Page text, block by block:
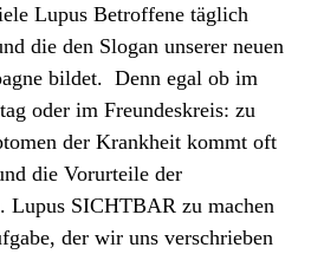
Lupus Betroffene täglich
die den Slogan unserer neuen
bildet. Denn egal ob im
oder im Freundeskreis: zu
der Krankheit kommt oft
die Vorurteile der
Lupus SICHTBAR zu machen
der wir uns verschrieben